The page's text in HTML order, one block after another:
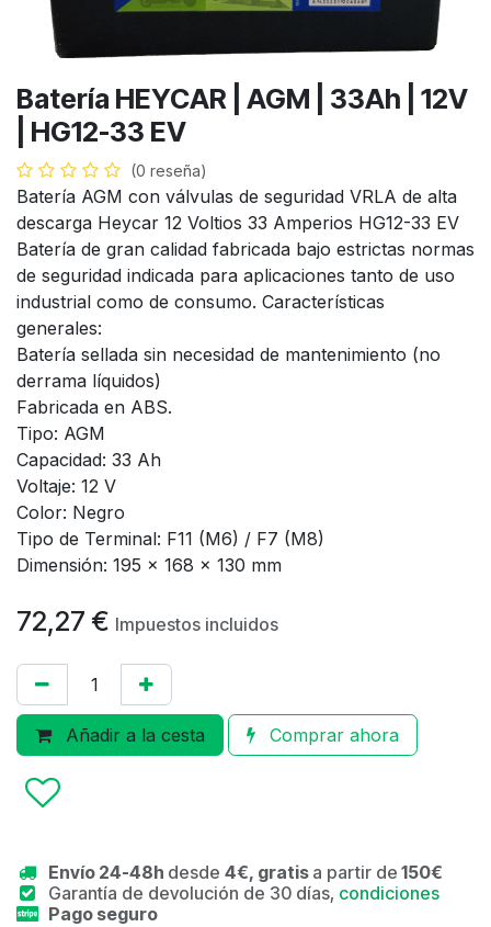
Batería HEYCAR | AGM | 33Ah | 12V
| HG12-33 EV
(0 reseña)
Batería AGM con válvulas de seguridad VRLA de alta
descarga Heycar 12 Voltios 33 Amperios HG12-33 EV
Batería de gran calidad fabricada bajo estrictas normas
de seguridad indicada para aplicaciones tanto de uso
industrial como de consumo. Características
generales:
Batería sellada sin necesidad de mantenimiento (no
derrama líquidos)
Fabricada en ABS.
Tipo: AGM
Capacidad: 33 Ah
Voltaje: 12 V
Color: Negro
Tipo de Terminal: F11 (M6) / F7 (M8)
Dimensión: 195 x 168 x 130 mm
72,27 € Impuestos incluidos
Añadir a la cesta Comprar ahora
Envío 24-48h desde 4€, gratis a partir de 150€
Garantía de devolución de 30 días, condiciones
Pago seguro